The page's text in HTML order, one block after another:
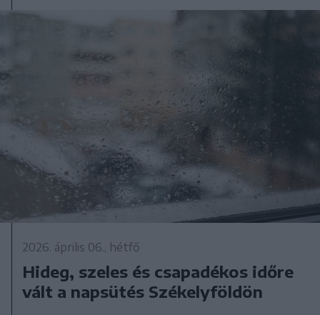
2026. április 06., hétfő
Hideg, szeles és csapadékos időre
vált a napsütés Székelyföldön